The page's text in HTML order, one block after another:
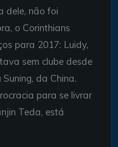
dele, não foi
o Corinthians
para 2017: Luidy,
sem clube desde
da China.
para se livrar
Teda, está